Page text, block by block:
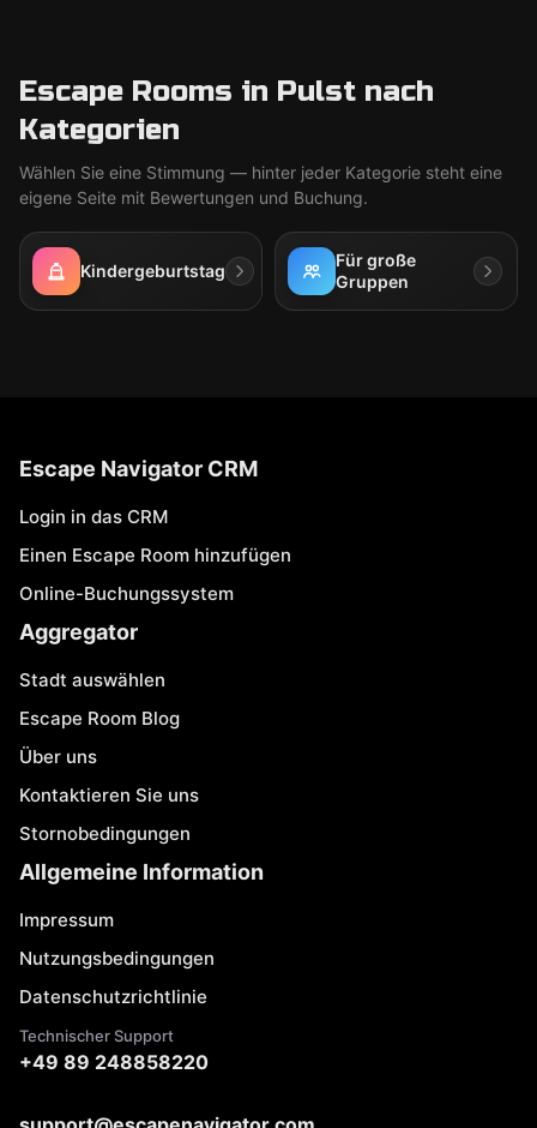
Escape Rooms in Pulst nach
Kategorien
Wählen Sie eine Stimmung — hinter jeder Kategorie steht eine
eigene Seite mit Bewertungen und Buchung.
Kindergeburtstag
Für große
Gruppen
Escape Navigator CRM
Login in das CRM
Einen Escape Room hinzufügen
Online-Buchungssystem
Aggregator
Stadt auswählen
Escape Room Blog
Über uns
Kontaktieren Sie uns
Stornobedingungen
Allgemeine Information
Impressum
Nutzungsbedingungen
Datenschutzrichtlinie
Technischer Support
+49 89 248858220